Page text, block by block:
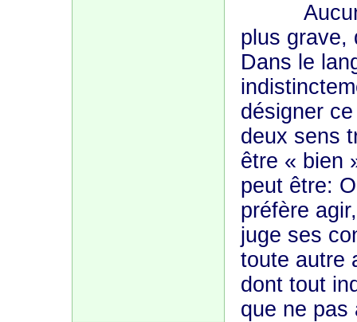
Aucune
plus grave,
Dans le
désigner
deux sens
être « bien
peut être:
préfère
juge ses
toute autre
dont tout
que ne pas